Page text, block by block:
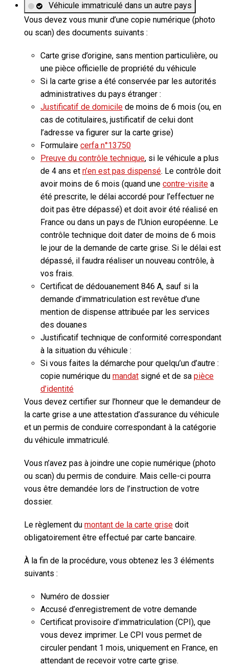
Véhicule immatriculé dans un autre pays
Vous devez vous munir d’une copie numérique (photo
ou scan) des documents suivants :
Carte grise d’origine, sans mention particulière, ou
une pièce officielle de propriété du véhicule
Si la carte grise a été conservée par les autorités
administratives du pays étranger :
Justificatif de domicile de moins de 6 mois (ou, en
cas de cotitulaires, justificatif de celui dont
l’adresse va figurer sur la carte grise)
Formulaire cerfa n°13750
Preuve du contrôle technique, si le véhicule a plus
de 4 ans et n’en est pas dispensé. Le contrôle doit
avoir moins de 6 mois (quand une contre-visite a
été prescrite, le délai accordé pour l’effectuer ne
doit pas être dépassé) et doit avoir été réalisé en
France ou dans un pays de l’Union européenne. Le
contrôle technique doit dater de moins de 6 mois
le jour de la demande de carte grise. Si le délai est
dépassé, il faudra réaliser un nouveau contrôle, à
vos frais.
Certificat de dédouanement 846 A, sauf si la
demande d’immatriculation est revêtue d’une
mention de dispense attribuée par les services
des douanes
Justificatif technique de conformité correspondant
à la situation du véhicule :
Si vous faites la démarche pour quelqu’un d’autre :
copie numérique du mandat signé et de sa pièce
d’identité
Vous devez certifier sur l’honneur que le demandeur de
la carte grise a une attestation d’assurance du véhicule
et un permis de conduire correspondant à la catégorie
du véhicule immatriculé.
Vous n’avez pas à joindre une copie numérique (photo
ou scan) du permis de conduire. Mais celle-ci pourra
vous être demandée lors de l’instruction de votre
dossier.
Le règlement du montant de la carte grise doit
obligatoirement être effectué par carte bancaire.
À la fin de la procédure, vous obtenez les 3 éléments
suivants :
Numéro de dossier
Accusé d’enregistrement de votre demande
Certificat provisoire d’immatriculation (CPI), que
vous devez imprimer. Le CPI vous permet de
circuler pendant 1 mois, uniquement en France, en
attendant de recevoir votre carte grise.